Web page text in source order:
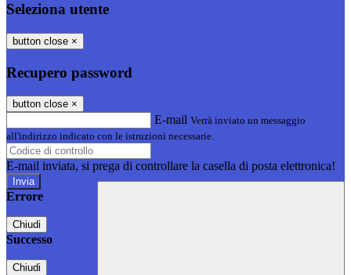
Seleziona utente
button close ×
Recupero password
button close ×
E-mail Verrà inviato un messaggio
all'indirizzo indicato con le istruzioni necessarie.
E-mail inviata, si prega di controllare la casella di posta elettronica!
Errore
Chiudi
Successo
Chiudi